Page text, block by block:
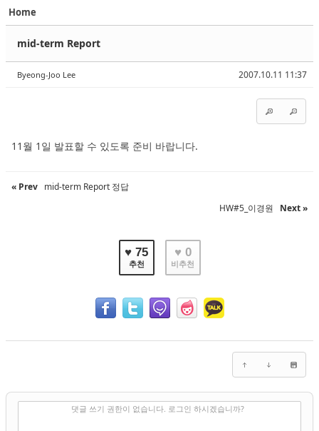
Home
2007.10.11 11:37
mid-term Report
Byeong-Joo Lee
11월 1일 발표할 수 있도록 준비 바랍니다.
« Prev mid-term Report 정답
HW#5_이경원
Next »
♥ 75
추천
♥ 0
비추천
댓글 쓰기 권한이 없습니다. 로그인 하시겠습니까?
Sketchbook5, 스케치북5
Sketchbook5, 스케치북5
Sketchbook5, 스케치북5
Sketchbook5, 스케치북5